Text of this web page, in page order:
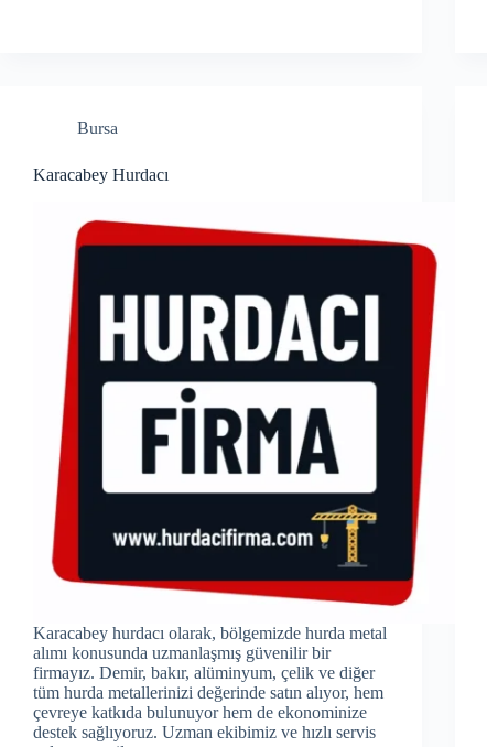
Bursa
Karacabey Hurdacı
Karacabey hurdacı olarak, bölgemizde hurda metal
alımı konusunda uzmanlaşmış güvenilir bir
firmayız. Demir, bakır, alüminyum, çelik ve diğer
tüm hurda metallerinizi değerinde satın alıyor, hem
çevreye katkıda bulunuyor hem de ekonominize
destek sağlıyoruz. Uzman ekibimiz ve hızlı servis